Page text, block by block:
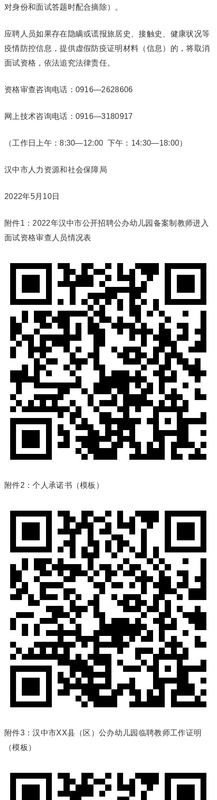
对身份和面试答题时配合摘除）。
应聘人员如果存在隐瞒或谎报旅居史、接触史、健康状况等
疫情防控信息，提供虚假防疫证明材料（信息）的，将取消
面试资格，依法追究法律责任。
资格审查咨询电话：0916—2628606
网上技术咨询电话：0916—3180917
（工作日上午：8:30—12:00 下午：14:30—18:00）
汉中市人力资源和社会保障局
2022年5月10日
附件1：2022年汉中市公开招聘公办幼儿园备案制教师进入
面试资格审查人员情况表
附件2：个人承诺书（模板）
附件3：汉中市XX县（区）公办幼儿园临聘教师工作证明
（模板）